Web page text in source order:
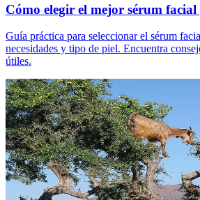
Cómo elegir el mejor sérum
Guía práctica para seleccionar el sérum
necesidades y tipo de piel. Encuentra
útiles.